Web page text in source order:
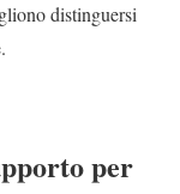
distinguersi
per